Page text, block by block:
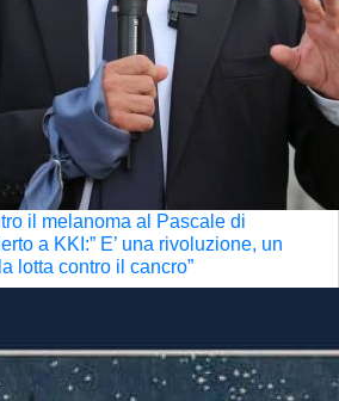
il melanoma al Pascale di
a KKI:” E’ una rivoluzione, un
lotta contro il cancro”